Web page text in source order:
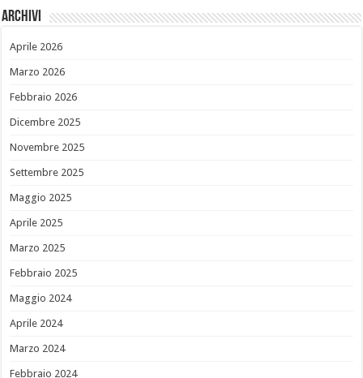
Archivi
Aprile 2026
Marzo 2026
Febbraio 2026
Dicembre 2025
Novembre 2025
Settembre 2025
Maggio 2025
Aprile 2025
Marzo 2025
Febbraio 2025
Maggio 2024
Aprile 2024
Marzo 2024
Febbraio 2024